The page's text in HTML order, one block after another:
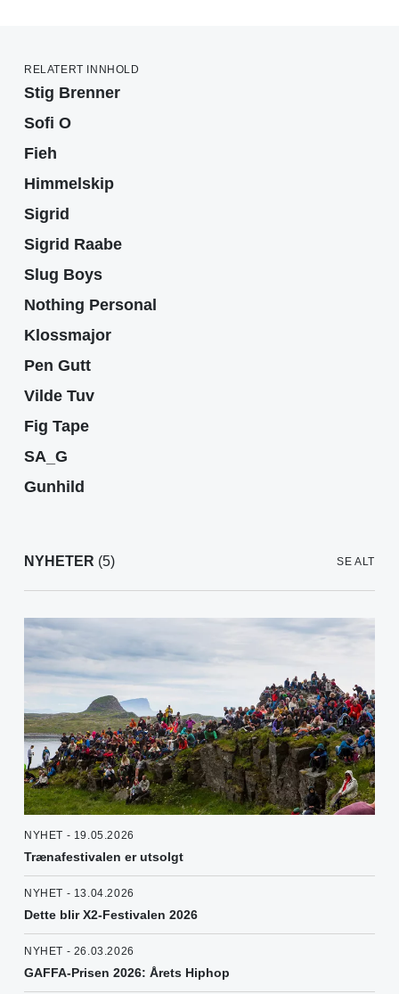
RELATERT INNHOLD
Stig Brenner
Sofi O
Fieh
Himmelskip
Sigrid
Sigrid Raabe
Slug Boys
Nothing Personal
Klossmajor
Pen Gutt
Vilde Tuv
Fig Tape
SA_G
Gunhild
NYHETER (5) SE ALT
NYHET - 19.05.2026
Trænafestivalen er utsolgt
NYHET - 13.04.2026
Dette blir X2-Festivalen 2026
NYHET - 26.03.2026
GAFFA-Prisen 2026: Årets Hiphop